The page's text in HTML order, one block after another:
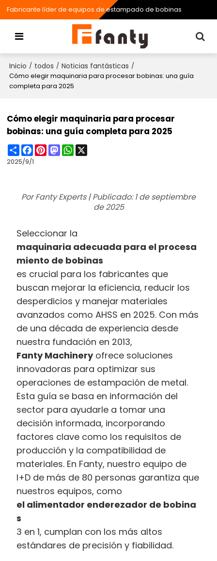
Fabricante líder de equipos de estampado de bobinas
Inicio / todos / Noticias fantásticas /
Cómo elegir maquinaria para procesar bobinas: una guía
completa para 2025
Cómo elegir maquinaria para procesar
bobinas: una guía completa para 2025
ShareFacebook
PinterestMastodonWhatsApp
2025/9/1
Por Fanty Experts | Publicado: 1 de septiembre
de 2025
Seleccionar la
maquinaria adecuada para el procesa
miento de bobinas
es crucial para los fabricantes que
buscan mejorar la eficiencia, reducir los
desperdicios y manejar materiales
avanzados como AHSS en 2025. Con más
de una década de experiencia desde
nuestra fundación en 2013,
Fanty Machineryofrece soluciones
innovadoras para optimizar sus
operaciones de estampación de metal.
Esta guía se basa en información del
sector para ayudarle a tomar una
decisión informada, incorporando
factores clave como los requisitos de
producción y la compatibilidad de
materiales. En Fanty, nuestro equipo de
I+D de más de 80 personas garantiza que
nuestros equipos, como
el alimentador enderezador de bobina
s
3 en 1, cumplan con los más altos
estándares de precisión y fiabilidad.